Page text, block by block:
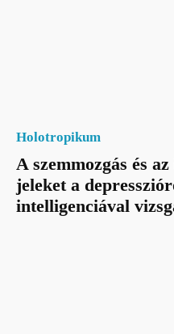
Holotropikum
A szemmozgás és
jeleket a
intelligenciával